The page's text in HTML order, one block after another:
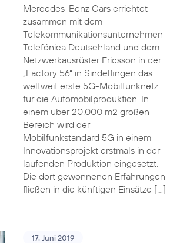
Mercedes-Benz Cars errichtet
zusammen mit dem
Telekommunikationsunternehmen
Telefónica Deutschland und dem
Netzwerkausrüster Ericsson in der
„Factory 56“ in Sindelfingen das
weltweit erste 5G-Mobilfunknetz
für die Automobilproduktion. In
einem über 20.000 m2 großen
Bereich wird der
Mobilfunkstandard 5G in einem
Innovationsprojekt erstmals in der
laufenden Produktion eingesetzt.
Die dort gewonnenen Erfahrungen
fließen in die künftigen Einsätze […]
17. Juni 2019